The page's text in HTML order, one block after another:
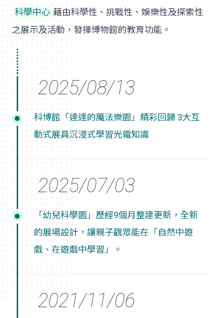
科學中心 藉由科學性、挑戰性、娛樂性及探索性
之展示及活動，發揮博物館的教育功能。
科博館「達達的魔法樂園」精彩回歸 3大互
動式展具沉浸式學習光電知識
「幼兒科學園」歷經9個月整建更新，全新
的展場設計，讓親子觀眾能在「自然中遊
戲、在遊戲中學習」。